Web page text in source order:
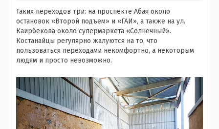
Таких переходов три: на проспекте Абая около
остановок «Второй подъем» и «ГАИ», а также на ул.
Каирбекова около супермаркета «Солнечный».
Костанайцы регулярно жалуются на то, что
пользоваться переходами некомфортно, а некоторым
людям и просто невозможно.